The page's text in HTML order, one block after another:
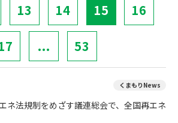
13 14 15 16
... 53
くまもりNews
ネ法規制をめざす議連総会で、全国再エネ